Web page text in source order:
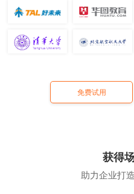
免费试用
获得
助力企业打